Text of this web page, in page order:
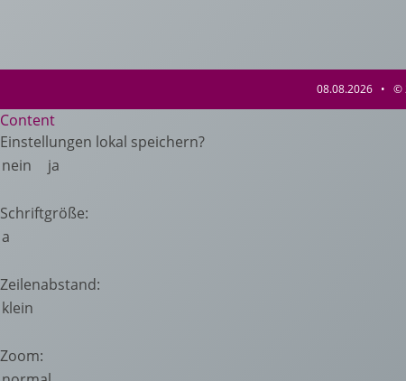
08.08.2026 • ©
Content
Einstellungen lokal speichern?
nein
ja
Schriftgröße:
a
Zeilenabstand:
klein
Zoom: